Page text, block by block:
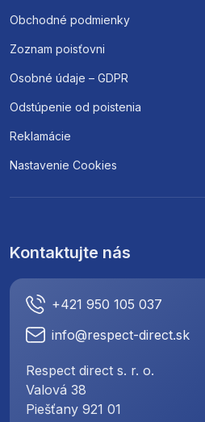
Obchodné podmienky
Zoznam poisťovni
Osobné údaje – GDPR
Odstúpenie od poistenia
Reklamácie
Nastavenie Cookies
Kontaktujte nás
+421 950 105 037
info@respect-direct.sk
Respect direct s. r. o.
Valová 38
Piešťany 921 01